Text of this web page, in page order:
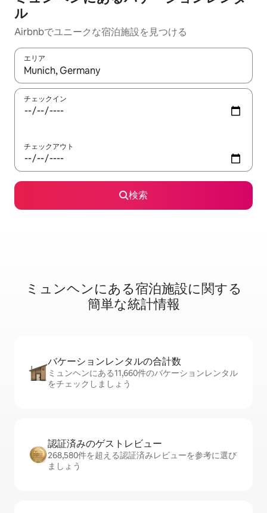
ル
Airbnbでユニークな宿泊施設を見つける
エリア
検索結果が表示されたら、上下の矢印キーを使って移動するか
チェックイン
チェックアウト
検索
ミュンヘンに⁠あ⁠る宿⁠泊⁠施⁠設⁠に関⁠す⁠る
簡⁠単⁠な統⁠計⁠情⁠報
バケーションレ⁠ン⁠タ⁠ル⁠の合⁠計⁠数
ミュンヘンにある11,660件のバケーションレンタル
をチェックしましょう
認証済みのゲ⁠ス⁠ト⁠レ⁠ビ⁠ュ⁠ー
268,580件を超える認証済みレビューを参考に選び
ましょう